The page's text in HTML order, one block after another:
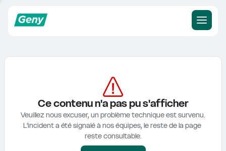
Ce contenu n'a pas pu s'afficher
Veuillez nous excuser, un problème technique est survenu.
L'incident a été signalé à nos équipes, le reste de la page
reste consultable.